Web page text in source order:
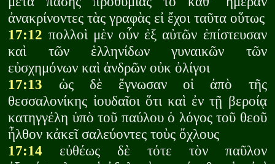
ἀνακρίνοντες τὰς γραφὰς εἰ ἔχοι ταῦτα οὕτως
17:12 πολλοὶ μὲν οὖν ἐξ αὐτῶν ἐπίστευσαν
καὶ τῶν ἑλληνίδων γυναικῶν τῶν
εὐσχημόνων καὶ ἀνδρῶν οὐκ ὀλίγοι
17:13 ὡς δὲ ἔγνωσαν οἱ ἀπὸ τῆς
θεσσαλονίκης ἰουδαῖοι ὅτι καὶ ἐν τῇ βεροίᾳ
κατηγγέλη ὑπὸ τοῦ παύλου ὁ λόγος τοῦ θεοῦ
ἦλθον κἀκεῖ σαλεύοντες τοὺς ὄχλους
17:14 εὐθέως δὲ τότε τὸν παῦλον